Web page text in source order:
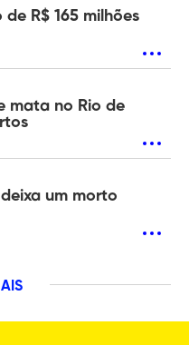
R$ 165 milhões
mata no Rio de
um morto